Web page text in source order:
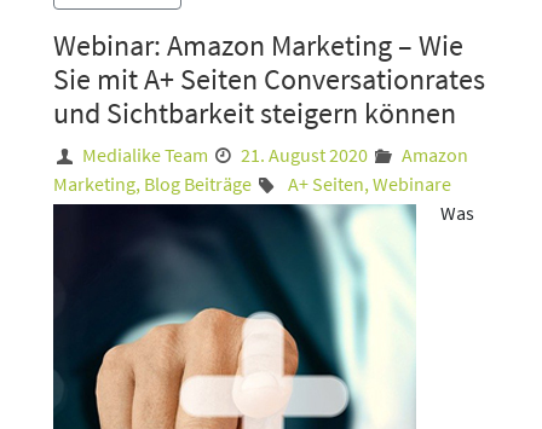
Webinar: Amazon Marketing – Wie
Sie mit A+ Seiten Conversationrates
und Sichtbarkeit steigern können
Medialike Team 21. August 2020
Amazon
Marketing, Blog Beiträge A+ Seiten,Webinare
Was